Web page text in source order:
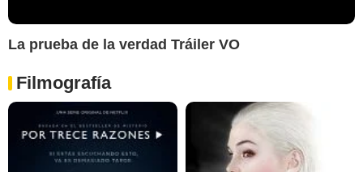
La prueba de la verdad Tráiler VO
Filmografía